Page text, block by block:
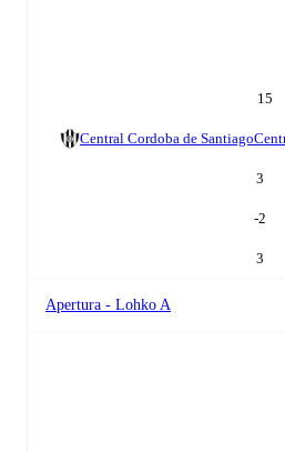
15
Central Cordoba de Santiago
3
-2
3
Apertura - Lohko A